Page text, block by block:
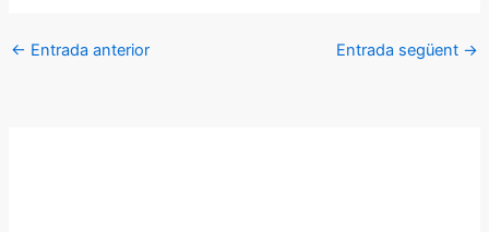
← Entrada anterior Entrada següent →